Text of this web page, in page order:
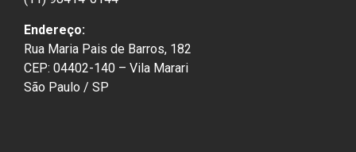
Endereço:
Rua Maria Pais de Barros, 182
CEP: 04402-140 – Vila Marari
São Paulo / SP